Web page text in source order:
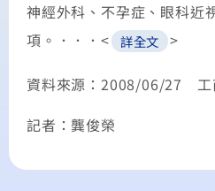
神經外科、不孕症、眼科近
項。．．．<
詳全文 >
資料來源：2008/06/27 工
記者：龔俊榮